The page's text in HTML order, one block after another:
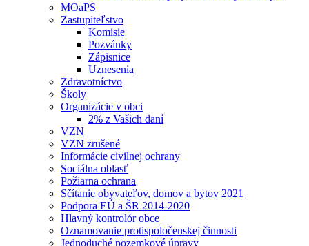
MOaPS
Zastupiteľstvo
Komisie
Pozvánky
Zápisnice
Uznesenia
Zdravotníctvo
Školy
Organizácie v obci
2% z Vašich daní
VZN
VZN zrušené
Informácie civilnej ochrany
Sociálna oblasť
Požiarna ochrana
Sčítanie obyvateľov, domov a bytov 2021
Podpora EÚ a ŠR 2014-2020
Hlavný kontrolór obce
Oznamovanie protispoločenskej činnosti
Jednoduché pozemkové úpravy